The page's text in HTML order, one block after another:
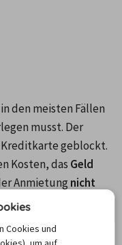
den meisten Fällen
musst. Der
Kreditkarte geblockt.
Kosten, das Geld
Anmietung nicht
findest Du in den
Cookies und